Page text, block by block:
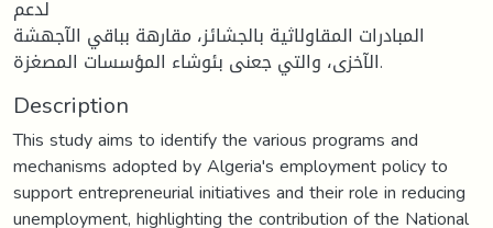
لدعم
المبادرات المقاولاثية بالجشائز، مقارهة بباقي الآجهشة
الآخزى، والتي جعنى بئوشاء المؤسسات المصغزة.
Description
This study aims to identify the various programs and
mechanisms adopted by Algeria's employment policy to
support entrepreneurial initiatives and their role in reducing
unemployment, highlighting the contribution of the National